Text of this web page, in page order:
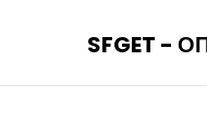
SFGET -